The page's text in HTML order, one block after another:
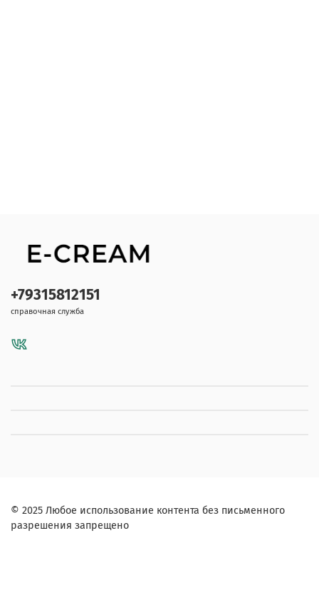
+79315812151
справочная служба
© 2025 Любое использование контента без письменного
разрешения запрещено